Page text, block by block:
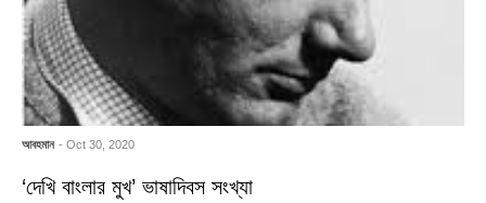
আবহমান - Oct 30, 2020
‘দেখি বাংলার মুখ’ ভাষাদিবস সংখ্যা